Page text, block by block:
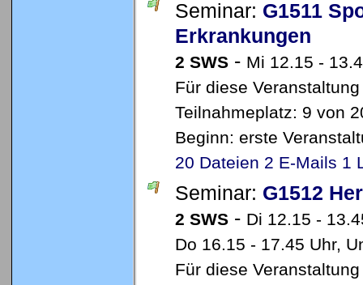
Seminar: G1511
Erkrankungen
2 SWS - Mi 12.15 -
Für diese
Teilnahmeplatz: 9 von
Beginn: erste
20 Dateien 2 E-Mails 1
Seminar: G1512
2 SWS - Di 12.15 -
Do 16.15 - 17.45 Uhr,
Für diese